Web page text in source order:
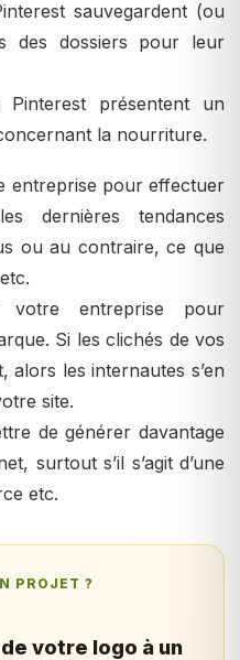
sauvegardent (ou
des dossiers pour leur
présentent un
la nourriture.
entreprise pour effectuer
dernières tendances
ou au contraire, ce que
entreprise pour
Si les clichés de vos
alors les internautes s’en
site.
de générer davantage
surtout s’il s’agit d’une
etc.
PROJET ?
votre logo à un